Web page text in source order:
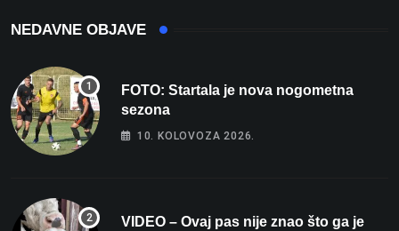
NEDAVNE OBJAVE
FOTO: Startala je nova nogometna
sezona
10. KOLOVOZA 2026.
VIDEO – Ovaj pas nije znao što ga je